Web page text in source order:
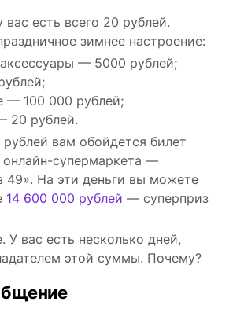
есть всего 20 рублей.
зимнее настроение:
— 5000 рублей;
— 100 000 рублей;
20 рублей.
вам обойдется билет
онлайн-супермаркета —
49». На эти деньги вы можете
14 600 000 рублей — суперприз
У вас есть несколько дней,
этой суммы. Почему?